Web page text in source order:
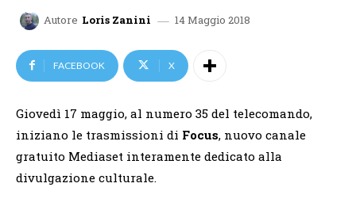
Autore Loris Zanini 14 Maggio 2018
FACEBOOK X
Giovedì 17 maggio, al numero 35 del telecomando,
iniziano le trasmissioni di Focus, nuovo canale
gratuito Mediaset interamente dedicato alla
divulgazione culturale.